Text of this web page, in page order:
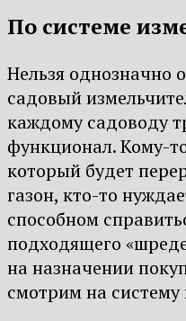
По системе
Нельзя однозначно
садовый
каждому садоводу
функционал. Кому-
который будет
газон, кто-то
способном
подходящего
на назначении
смотрим на систему